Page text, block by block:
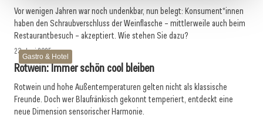
Vor wenigen Jahren war noch undenkbar, nun belegt: Konsument*innen
haben den Schraubverschluss der Weinflasche – mittlerweile auch beim
Restaurantbesuch – akzeptiert. Wie stehen Sie dazu?
Gastro & Hotel
23. Juni 2025
Rotwein: Immer schön cool bleiben
Rotwein und hohe Außentemperaturen gelten nicht als klassische
Freunde. Doch wer Blaufränkisch gekonnt temperiert, entdeckt eine
neue Dimension sensorischer Harmonie.